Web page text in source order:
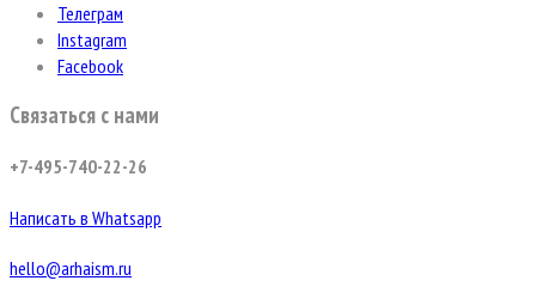
Телеграм
Instagram
Facebook
Связаться с нами
+7-495-740-22-26
Написать в Whatsapp
hello@arhaism.ru